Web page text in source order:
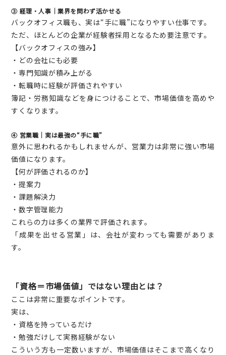
③ 経理・人事｜業界を問わず活かせる
バックオフィス職も、実は“手に職”になりやすい仕事です。
ただ、ほとんどの企業が経験者採用となるため要注意です。
【バックオフィスの強み】
・どの会社にも必要
・専門知識が積み上がる
・転職時に経験が評価されやすい
簿記・労務知識などを身につけることで、市場価値を高めや
すくなります。
④ 営業職｜実は最強の“手に職”
意外に思われるかもしれませんが、営業力は非常に強い市場
価値になります。
【何が評価されるのか】
・提案力
・課題解決力
・数字管理能力
これらの力は多くの業界で評価されます。
「成果を出せる営業」は、会社が変わっても需要がありま
す。
「資格＝市場価値」ではない理由とは？
ここは非常に重要なポイントです。
実は、
・資格を持っているだけ
・勉強だけして実務経験がない
こういう方も一定数いますが、市場価値はそこまで高くなり